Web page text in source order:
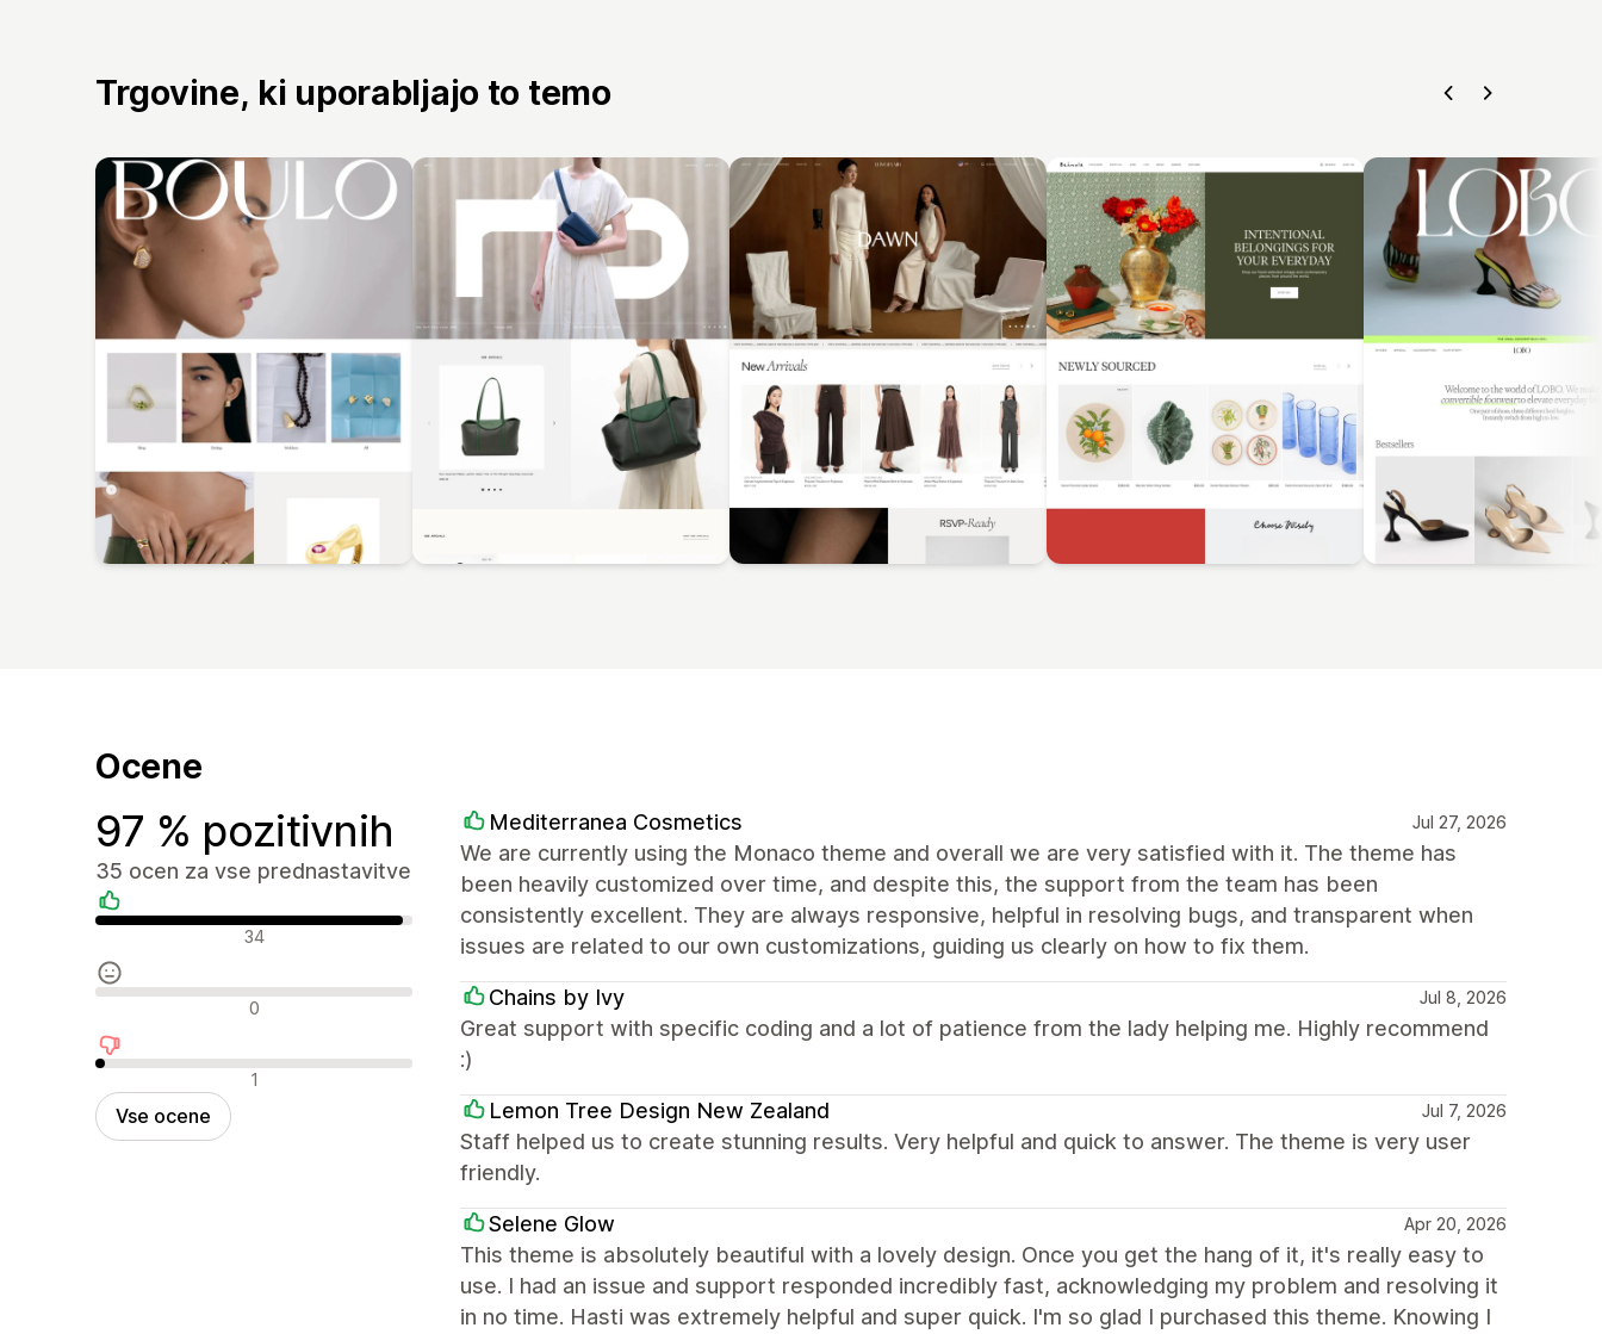
Trgovine, ki uporabljajo to temo
Ocene
97 % pozitivnih
35 ocen za vse prednastavitve
Pozitivne ocene 34
Nevtralne ocene 0
Negativne ocene 1
Vse ocene
Mediterranea Cosmetics Jul 27, 2026
We are currently using the Monaco theme and overall we are very satisfied with it. The theme has
been heavily customized over time, and despite this, the support from the team has been
consistently excellent. They are always responsive, helpful in resolving bugs, and transparent when
issues are related to our own customizations, guiding us clearly on how to fix them.
Chains by Ivy Jul 8, 2026
Great support with specific coding and a lot of patience from the lady helping me. Highly recommend
:)
Lemon Tree Design New Zealand Jul 7, 2026
Staff helped us to create stunning results. Very helpful and quick to answer. The theme is very user
friendly.
Selene Glow Apr 20, 2026
This theme is absolutely beautiful with a lovely design. Once you get the hang of it, it's really easy to
use. I had an issue and support responded incredibly fast, acknowledging my problem and resolving it
in no time. Hasti was extremely helpful and super quick. I'm so glad I purchased this theme. Knowing I